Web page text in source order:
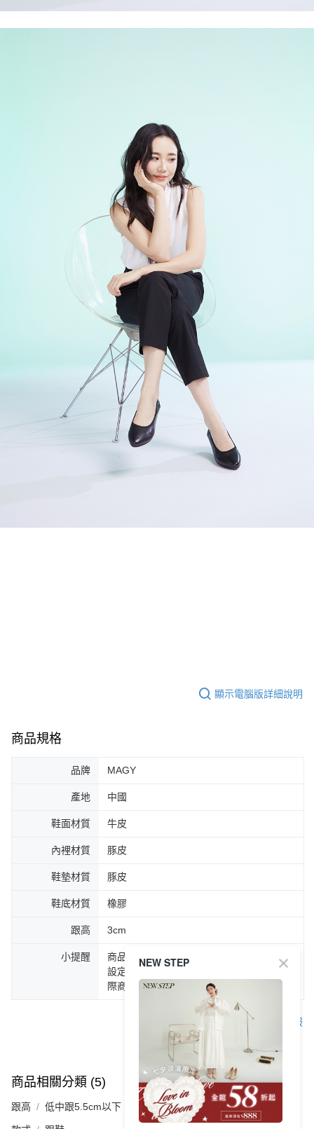
顯示電腦版詳細說明
商品規格
品牌 MAGY
產地 中國
鞋面材質 牛皮
內裡材質 豚皮
鞋墊材質 豚皮
鞋底材質 橡膠
跟高 3cm
小提醒
商品圖片顏色會因拍攝燈光環境或個人螢幕
設定不同，而造成部份色差現象，顏色以實
際商品為主。
客服
商品相關分類 (5) 查看全部
跟高 低中跟5.5cm以下
NEW STEP